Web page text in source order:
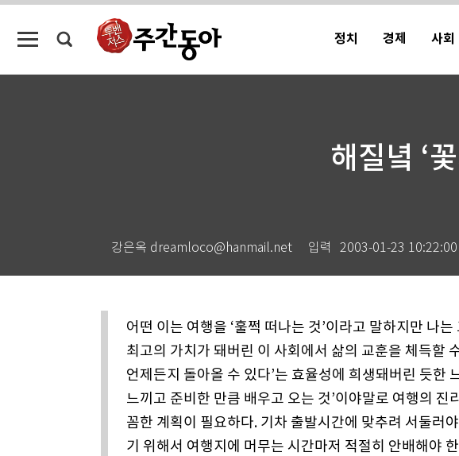
정치 경제 사회
해질녘 ‘
강은옥 dreamloco@hanmail.net 입력 2003-01-23 10:22:00
어떤 이는 여행을 ‘훌쩍 떠나는 것’이라고 말하지만 나
최고의 가치가 돼버린 이 사회에서 삶의 교훈을 체득할
언제든지 돌아올 수 있다’는 효율성에 희생돼버린 듯한
느끼고 준비한 만큼 배우고 오는 것’이야말로 여행의 진
꼼한 계획이 필요하다. 기차 출발시간에 맞추려 서둘러
기 위해서 여행지에 머무는 시간마저 적절히 안배해야